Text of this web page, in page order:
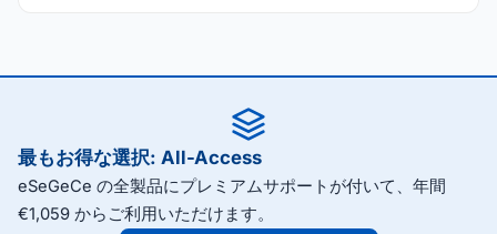
最もお得な選択: All-Access
eSeGeCe の全製品にプレミアムサポートが付いて、年間
€1,059 からご利用いただけます。